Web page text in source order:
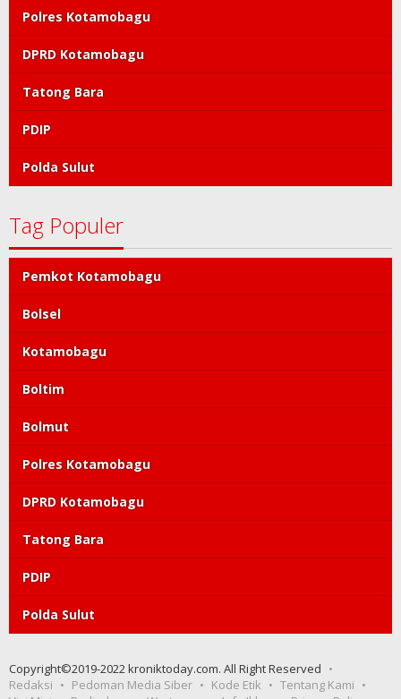
Polres Kotamobagu
DPRD Kotamobagu
Tatong Bara
PDIP
Polda Sulut
Tag Populer
Pemkot Kotamobagu
Bolsel
Kotamobagu
Boltim
Bolmut
Polres Kotamobagu
DPRD Kotamobagu
Tatong Bara
PDIP
Polda Sulut
Copyright©2019-2022 kroniktoday.com. All Right Reserved
Redaksi
Pedoman Media Siber Kode Etik
Tentang Kami